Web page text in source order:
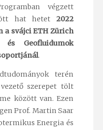
végzett
hat hetet 2022
a svájci ETH Zürich
és Geofluidumok
.
terén
szerepet tölt
között van. Ezen
Prof. Martin Saar
Energia és